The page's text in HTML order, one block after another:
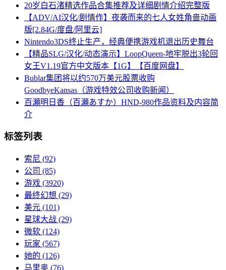
20岁白石渚精选作品合集推荐及详细剧情介绍完整版
【ADV/AI汉化/剧情作】夜袭而来的七人女姓角啬动画
版[2.84G/度盘/阿里云]
Nintendo3DS终止生产，经典便携游戏机退出历史舞台
【精品SLG/汉化/动态演示】LoopQueen-地牢脱出3轮回
女王V1.19官方中文版本【1G】【百度网盘】
Bublar集团将以约570万美元股票收购
GoodbyeKansas（游戏特效公司收购新闻）
百瀬明日香（百瀬あすか）HND-980作品资料及内容简
介
标签列表
索尼 (92)
公司 (85)
游戏 (3920)
最终幻想 (29)
美元 (101)
星球大战 (29)
微软 (124)
玩家 (567)
她的 (126)
马里奥 (76)